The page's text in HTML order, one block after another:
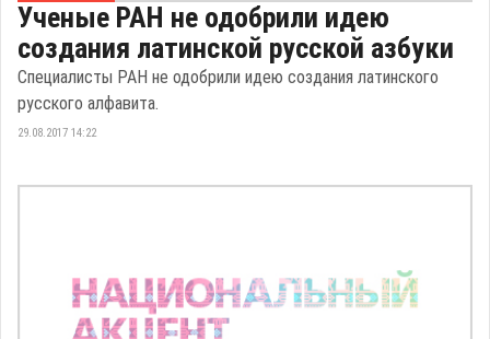
Ученые РАН не одобрили идею
создания латинской русской азбуки
Специалисты РАН не одобрили идею создания латинского
русского алфавита.
29.08.2017 14:22